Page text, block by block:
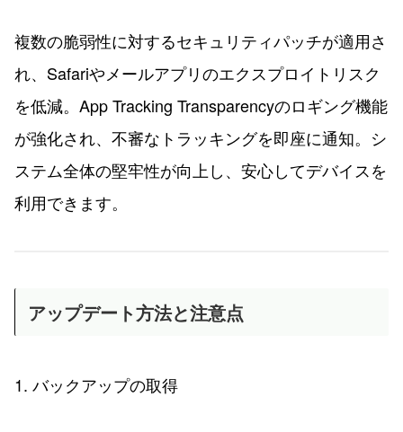
複数の脆弱性に対するセキュリティパッチが適用さ
れ、Safariやメールアプリのエクスプロイトリスク
を低減。App Tracking Transparencyのロギング機能
が強化され、不審なトラッキングを即座に通知。シ
ステム全体の堅牢性が向上し、安心してデバイスを
利用できます。
アップデート方法と注意点
1. バックアップの取得